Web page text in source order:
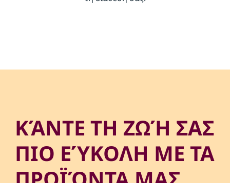
ΚΆΝΤΕ ΤΗ ΖΩΉ ΣΑΣ
ΠΙΟ ΕΎΚΟΛΗ ΜΕ ΤΑ